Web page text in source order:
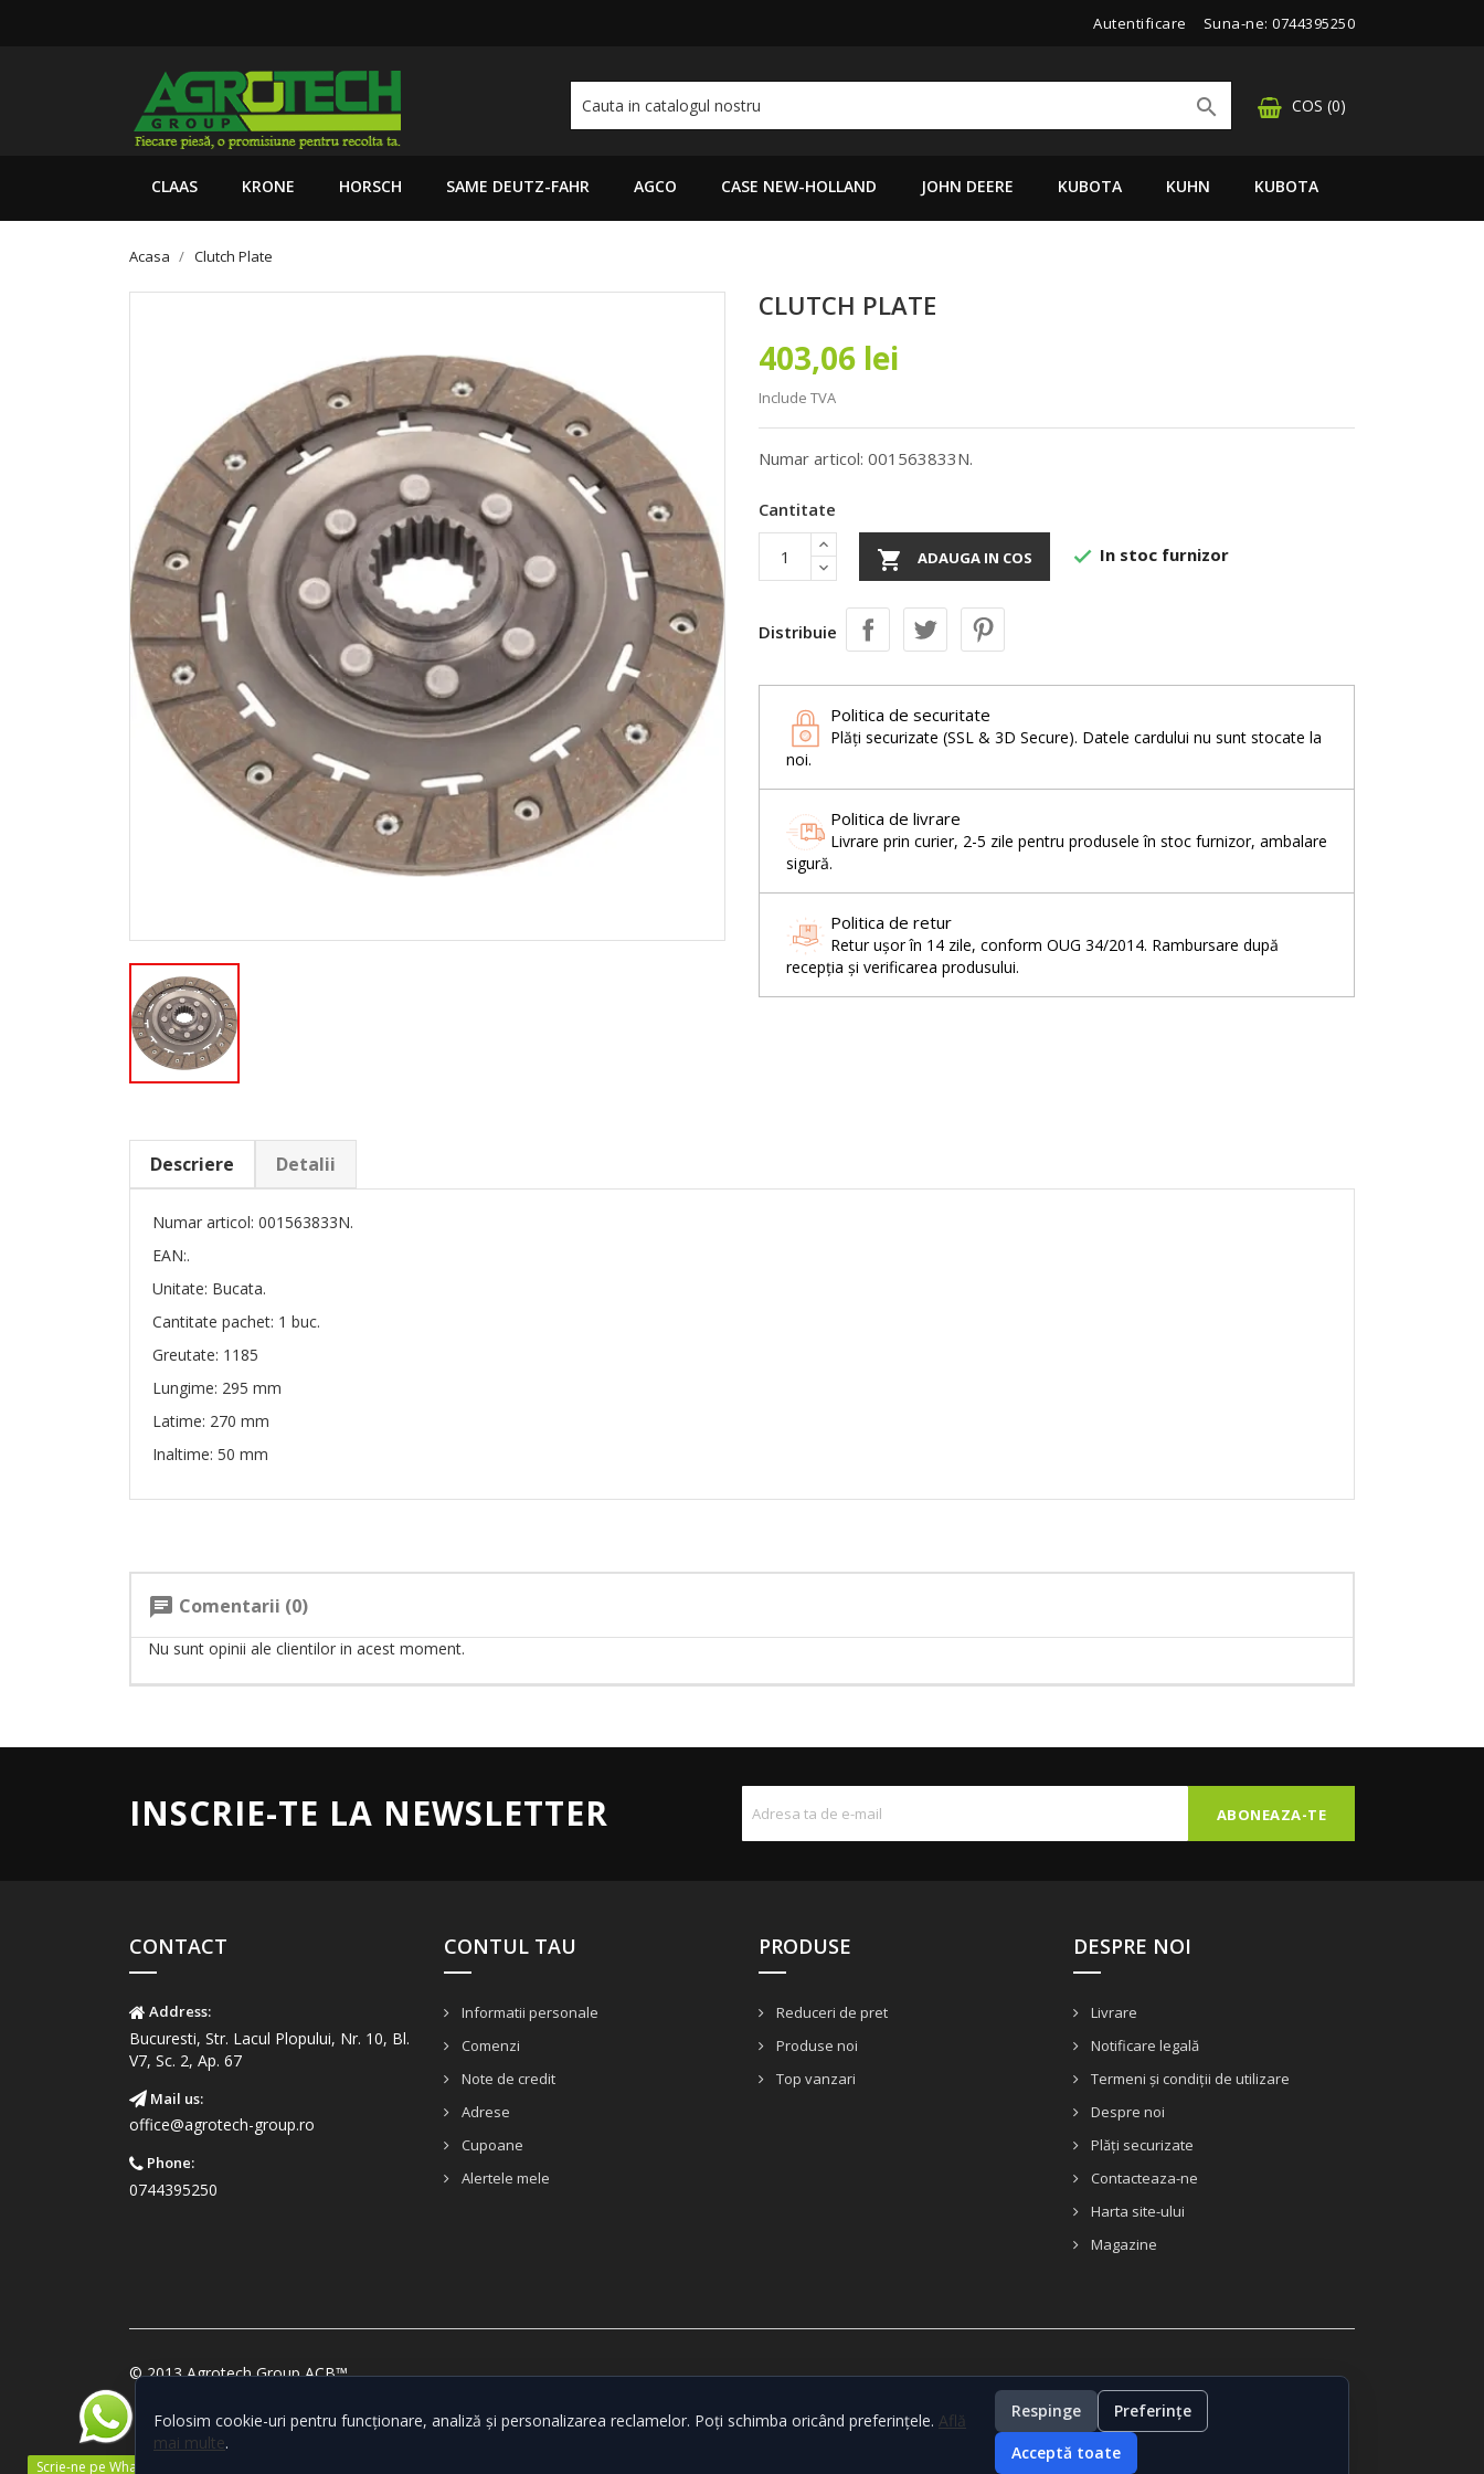
Folosim cookie-uri pentru funcționare, analiză și personalizarea reclamelor. Poți schimba oricând preferințele. Află
mai multe.
Respinge
Preferințe
Acceptă toate
Autentificare Suna-ne: 0744395250
COS (0)

CLAAS KRONE HORSCH SAME DEUTZ-FAHR AGCO CASE NEW-HOLLAND JOHN DEERE KUBOTA KUHN KUBOTA
Acasa Clutch Plate
CLUTCH PLATE
403,06 lei
Include TVA
Numar articol: 001563833N.
Cantitate
 ADAUGA IN COS  In stoc furnizor
Distribuie
Politica de securitate
Plăți securizate (SSL & 3D Secure). Datele cardului nu sunt stocate la
noi.
Politica de livrare
Livrare prin curier, 2-5 zile pentru produsele în stoc furnizor, ambalare
sigură.
Politica de retur
Retur ușor în 14 zile, conform OUG 34/2014. Rambursare după
recepția și verificarea produsului.
Descriere Detalii
Numar articol: 001563833N.
EAN:.
Unitate: Bucata.
Cantitate pachet: 1 buc.
Greutate: 1185
Lungime: 295 mm
Latime: 270 mm
Inaltime: 50 mm
chat Comentarii (0)
Nu sunt opinii ale clientilor in acest moment.
INSCRIE-TE LA NEWSLETTER
CONTACT
Address:
Bucuresti, Str. Lacul Plopului, Nr. 10, Bl.
V7, Sc. 2, Ap. 67
Mail us:
office@agrotech-group.ro
Phone:
0744395250
CONTUL TAU
Informatii personale
Comenzi
Note de credit
Adrese
Cupoane
Alertele mele
PRODUSE
Reduceri de pret
Produse noi
Top vanzari
DESPRE NOI
Livrare
Notificare legală
Termeni și condiții de utilizare
Despre noi
Plăți securizate
Contacteaza-ne
Harta site-ului
Magazine
Scrie-ne pe WhatsApp
© 2013 Agrotech Group ACB™